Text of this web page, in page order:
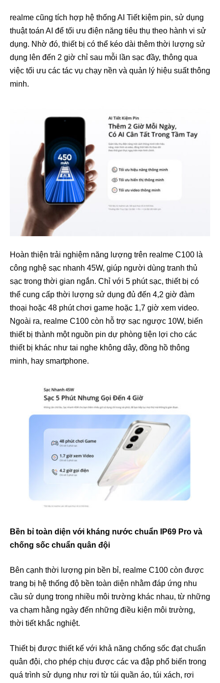
realme cũng tích hợp hệ thống AI Tiết kiệm pin, sử dụng
thuật toán AI để tối ưu điện năng tiêu thụ theo hành vi sử
dụng. Nhờ đó, thiết bị có thể kéo dài thêm thời lượng sử
dụng lên đến 2 giờ chỉ sau mỗi lần sạc đầy, thông qua
việc tối ưu các tác vụ chạy nền và quản lý hiệu suất thông
minh.
Hoàn thiện trải nghiệm năng lượng trên realme C100 là
công nghệ sạc nhanh 45W, giúp người dùng tranh thủ
sạc trong thời gian ngắn. Chỉ với 5 phút sạc, thiết bị có
thể cung cấp thời lượng sử dụng đủ đến 4,2 giờ đàm
thoại hoặc 48 phút chơi game hoặc 1,7 giờ xem video.
Ngoài ra, realme C100 còn hỗ trợ sạc ngược 10W, biến
thiết bị thành một nguồn pin dự phòng tiện lợi cho các
thiết bị khác như tai nghe không dây, đồng hồ thông
minh, hay smartphone.
Bền bỉ toàn diện với kháng nước chuẩn IP69 Pro và
chống sốc chuẩn quân đội
Bên cạnh thời lượng pin bền bỉ, realme C100 còn được
trang bị hệ thống độ bền toàn diện nhằm đáp ứng nhu
cầu sử dụng trong nhiều môi trường khác nhau, từ những
va chạm hằng ngày đến những điều kiện môi trường,
thời tiết khắc nghiệt.
Thiết bị được thiết kế với khả năng chống sốc đạt chuẩn
quân đội, cho phép chịu được các va đập phổ biến trong
quá trình sử dụng như rơi từ túi quần áo, túi xách, rơi